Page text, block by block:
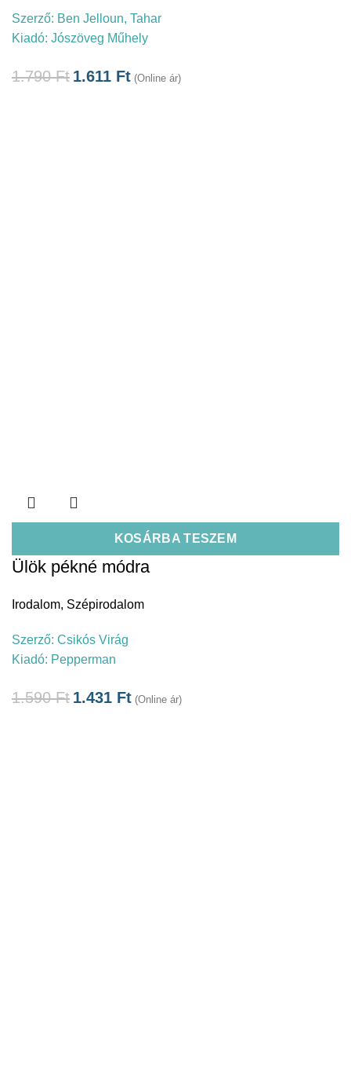
Szerző: Ben Jelloun, Tahar
Kiadó: Jószöveg Műhely
1.790Ft 1.611 Ft (Online ár)
KOSÁRBA TESZEM
Ülök pékné módra
Irodalom, Szépirodalom
Szerző: Csikós Virág
Kiadó: Pepperman
1.590Ft 1.431 Ft (Online ár)